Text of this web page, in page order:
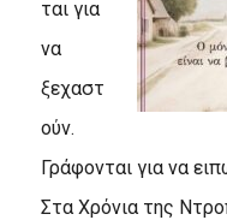
ται για
να
ξεχαστ
ούν.
Γράφονται για να
Στα Χρόνια της